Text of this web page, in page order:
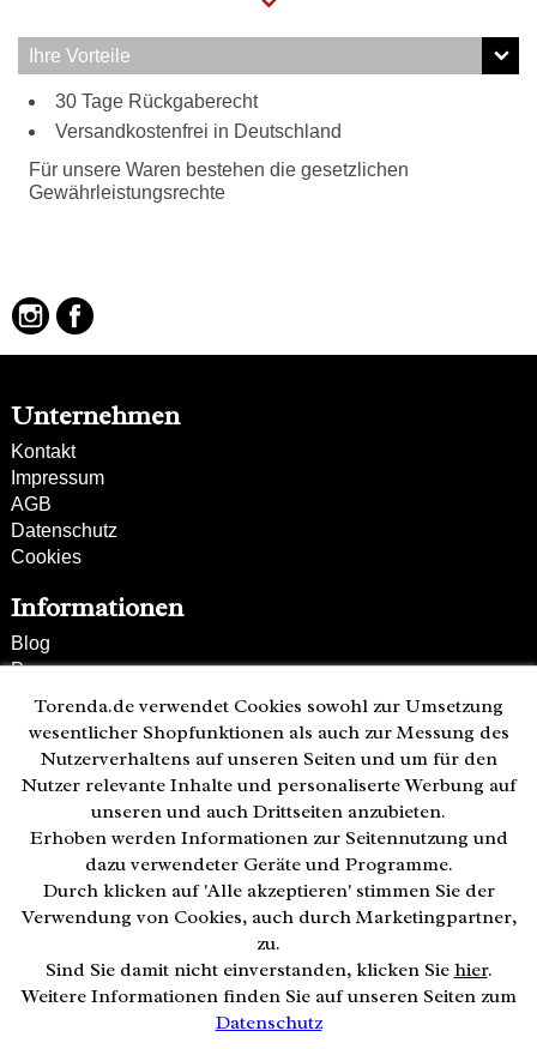
Reißverschlussfach
Steckfach
4 Kartensteckfächer
Tragweise:
Trageschlaufe
als Clutch
Ihre Vorteile
30 Tage Rückgaberecht
Versandkostenfrei in Deutschland
Für unsere Waren bestehen die gesetzlichen
Gewährleistungsrechte
Unternehmen
Kontakt
Impressum
AGB
Datenschutz
Cookies
Informationen
Blog
Presse
Partner
Versand und Zahlung
Bestellung wiederrufen
Kunden-Hotline
(040) 244 249-49
Mo - Fr 08:00 - 18:00
Zahlweisen:
Torenda.de verwendet Cookies sowohl zur Umsetzung
wesentlicher Shopfunktionen als auch zur Messung des
Nutzerverhaltens auf unseren Seiten und um für den
Nutzer relevante Inhalte und personaliserte Werbung auf
unseren und auch Drittseiten anzubieten.
Erhoben werden Informationen zur Seitennutzung und
dazu verwendeter Geräte und Programme.
Durch klicken auf 'Alle akzeptieren' stimmen Sie der
Verwendung von Cookies, auch durch Marketingpartner,
zu.
Sind Sie damit nicht einverstanden, klicken Sie hier.
Weitere Informationen finden Sie auf unseren Seiten zum
Datenschutz